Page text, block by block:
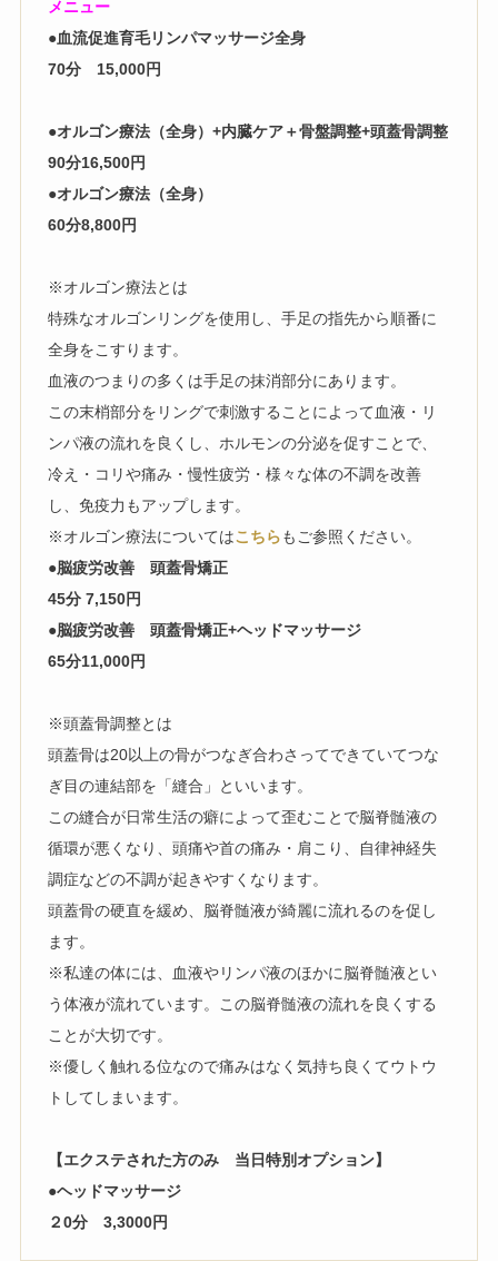
メニュー
●血流促進育毛リンパマッサージ全身
70分 15,000円
●オルゴン療法（全身）+内臓ケア＋骨盤調整+頭蓋骨調整
90分16,500円
●オルゴン療法（全身）
60分8,800円
※オルゴン療法とは
特殊なオルゴンリングを使用し、 手足の指先から順番に
全身をこすります。
血液のつまりの多くは手足の抹消部分にあります。
この末梢部分をリングで刺激することによって血液・ リ
ンパ液の流れを良くし、ホルモンの分泌を促すことで、
冷え・ コリや痛み・慢性疲労・様々な体の不調を改善
し、 免疫力もアップします。
※オルゴン療法についてはこちらもご参照ください。
●脳疲労改善
頭蓋骨矯正
45分 7,150円
●脳疲労改善
頭蓋骨矯正+ヘッドマッサージ
65分11,000円
※頭蓋骨調整とは
頭蓋骨は20以上の骨がつなぎ合わさってできていてつな
ぎ目の連結部を「縫合」といいます。
この縫合が日常生活の癖によって歪むことで脳脊髄液の
循環が悪く なり、頭痛や首の痛み・肩こり、
自律神経失
調症などの不調が起きやすくなります。
頭蓋骨の硬直を緩め、脳脊髄液が綺麗に流れるのを促し
ます。
※私達の体には、
血液やリンパ液のほかに脳脊髄液とい
う体液が流れています。
この脳脊髄液の流れを良くする
ことが大切です。
※優しく触れる位なので痛みはなく気持ち良くてウトウ
トしてしま います。
【エクステされた方のみ 当日特別オプション】
●ヘッドマッサージ
２0分 3,3000円